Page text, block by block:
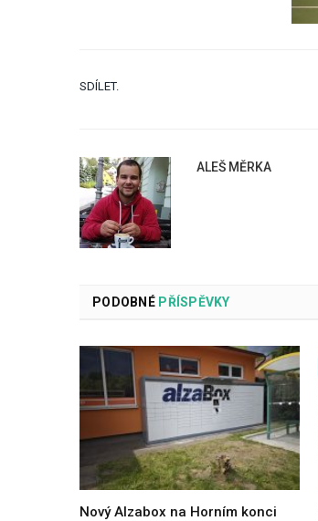
SDÍLET.
ALEŠ MĚRKA
PODOBNÉPŘÍSPĚVKY
Nový Alzabox na Horním konci